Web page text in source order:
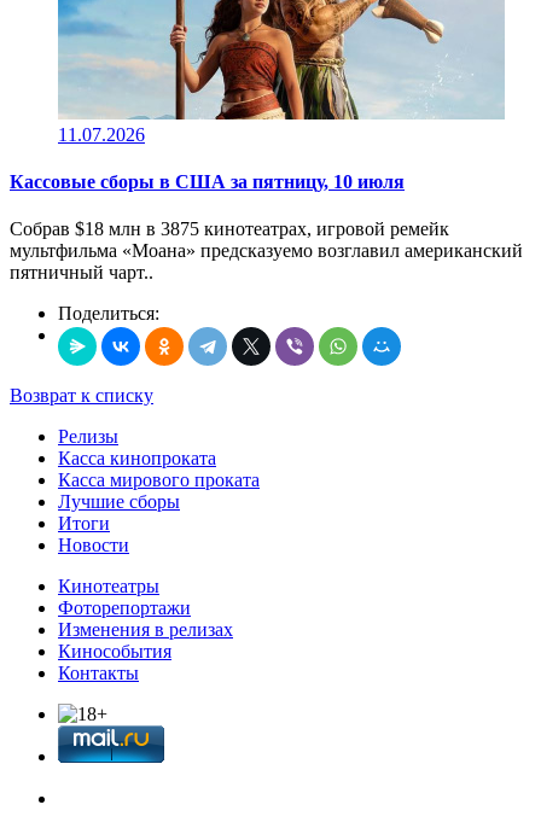
11.07.2026
Кассовые сборы в CША за пятницу, 10 июля
Собрав $18 млн в 3875 кинотеатрах, игровой ремейк
мультфильма «Моана» предсказуемо возглавил американский
пятничный чарт..
Поделиться:
Возврат к списку
Релизы
Касса кинопроката
Касса мирового проката
Лучшие сборы
Итоги
Новости
Кинотеатры
Фоторепортажи
Изменения в релизах
Кинособытия
Контакты